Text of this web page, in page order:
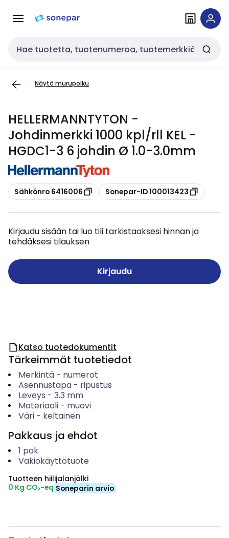
navigointiinsisältöön
Haku
Näytä murupolku
HELLERMANNTYTON -
Johdinmerkki 1000 kpl/rll KEL -
HGDC1-3 6 johdin Ø 1.0-3.0mm
Kopioi
Sähkönro 6416006 Kopioi
Sonepar-ID 100013423
Kirjaudu sisään tai luo tili tarkistaaksesi hinnan ja
tehdäksesi tilauksen
Kirjaudu
Katso tuotedokumentit
Tärkeimmät tuotetiedot
Merkintä- numerot
Asennustapa- ripustus
Leveys - 3.3 mm
Materiaali- muovi
Väri- keltainen
Pakkaus ja ehdot
1 pak
Vakiokäyttötuote
Tuotteen hiilijalanjälki
0 Kg CO₂-eq Soneparin arvio